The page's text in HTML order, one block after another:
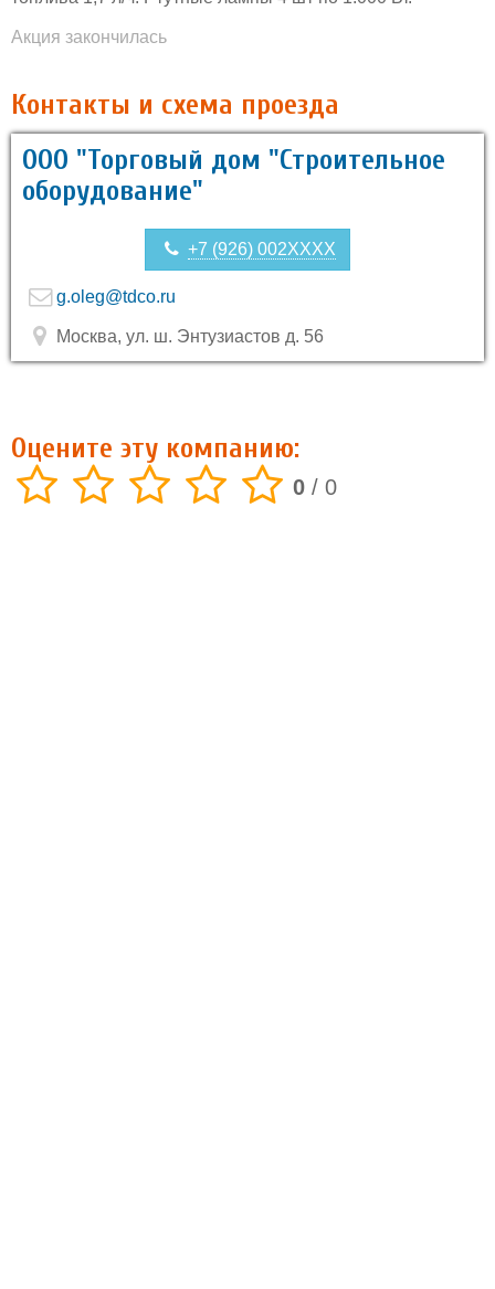
Акция закончилась
Контакты и схема проезда
ООО "Торговый дом "Строительное
оборудование"
+7 (926) 002XXXX
g.oleg@tdco.ru
Москва, ул. ш. Энтузиастов д. 56
Оцените эту компанию:
0 / 0